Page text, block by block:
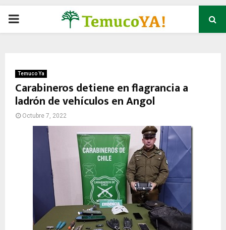
P
M
Temuco Ya
Carabineros detiene en flagrancia a
ladrón de vehículos en Angol
Octubre 7, 2022